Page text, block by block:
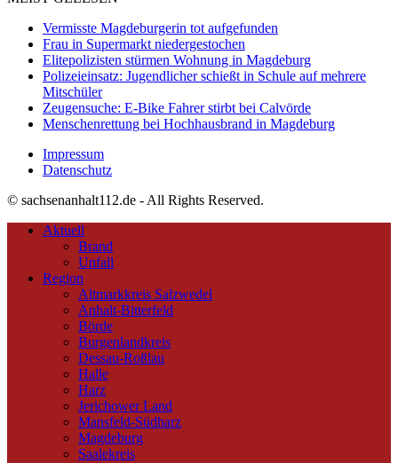
Vermisste Magdeburgerin tot aufgefunden
Frau in Supermarkt niedergestochen
Elitepolizisten stürmen Wohnung in Magdeburg
Polizeieinsatz: Jugendlicher schießt in Schule auf mehrere
Mitschüler
Zeugensuche: E-Bike Fahrer stirbt bei Calvörde
Menschenrettung bei Hochhausbrand in Magdeburg
Impressum
Datenschutz
© sachsenanhalt112.de - All Rights Reserved.
Aktuell
Brand
Unfall
Region
Altmarkkreis Salzwedel
Anhalt-Bitterfeld
Börde
Burgenlandkreis
Dessau-Roßlau
Halle
Harz
Jerichower Land
Mansfeld-Südharz
Magdeburg
Saalekreis